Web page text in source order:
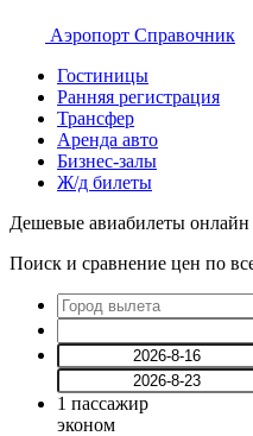
Аэропорт Справочник
Гостиницы
Ранняя регистрация
Трансфер
Аренда авто
Бизнес-залы
Ж/д билеты
Дешевые авиабилеты онлайн
Поиск и сравнение цен по
1 пассажир
эконом